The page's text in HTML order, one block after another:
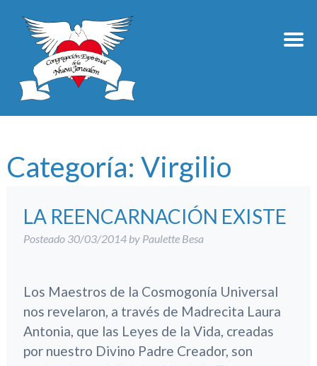
Categoría: Virgilio
LA REENCARNACIÓN EXISTE
Posteado 30/03/2014 by Paulette Besa
Los Maestros de la Cosmogonía Universal
nos revelaron, a través de Madrecita Laura
Antonia, que las Leyes de la Vida, creadas
por nuestro Divino Padre Creador, son